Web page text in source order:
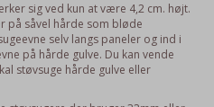
sig ved kun at være 4,2 cm. højt.
på såvel hårde som bløde
selv langs paneler og ind i
på hårde gulve. Du kan vende
støvsuge hårde gulve eller